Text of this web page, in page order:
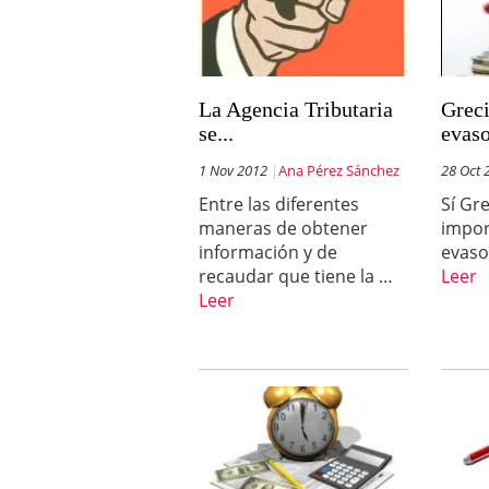
La Agencia Tributaria
se...
1 Nov 2012 Ana Pérez Sánchez
Entre las diferentes
maneras de obtener
información y de
recaudar que tiene la …
Leer
28 Oct
Sí
Leer